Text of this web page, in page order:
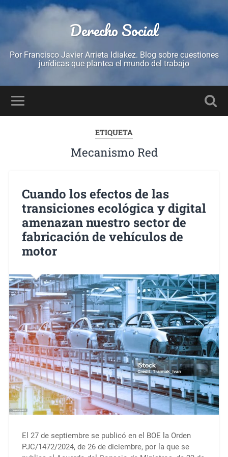
Derecho Social
Por Francisco Javier Arrieta Idiakez. Blog sobre cuestiones
jurídicas que plantea el mundo del trabajo
ETIQUETA
Mecanismo Red
Cuando los efectos de las
transiciones ecológica y digital
amenazan nuestro sector de
fabricación de vehículos de
motor
El 27 de septiembre se publicó en el BOE la Orden
PJC/1472/2024, de 26 de diciembre, por la que se